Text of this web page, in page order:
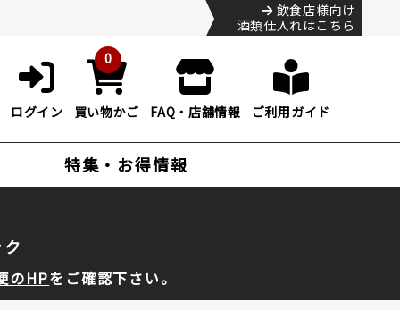
飲食店様向け
酒類仕入れはこちら
ログイン
0
買い物かご FAQ・店舗情報 ご利用ガイド
特集・お得情報
のHPをご確認下さい。